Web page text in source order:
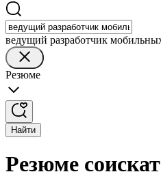
ведущий разработчик
Резюме
Найти
Резюме